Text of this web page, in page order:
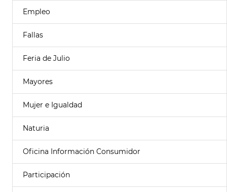
Empleo
Fallas
Feria de Julio
Mayores
Mujer e Igualdad
Naturia
Oficina Información Consumidor
Participación